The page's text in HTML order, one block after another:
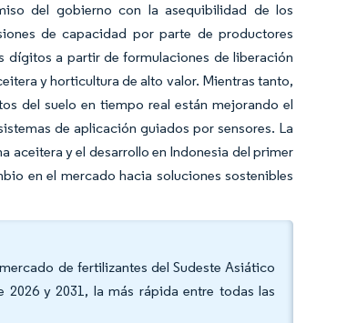
del gobierno con la asequibilidad de los
de capacidad por parte de productores
dígitos a partir de formulaciones de liberación
y horticultura de alto valor. Mientras tanto,
del suelo en tiempo real están mejorando el
de aplicación guiados por sensores. La
aceitera y el desarrollo en Indonesia del primer
en el mercado hacia soluciones sostenibles
de fertilizantes del Sudeste Asiático
2026 y 2031, la más rápida entre todas las